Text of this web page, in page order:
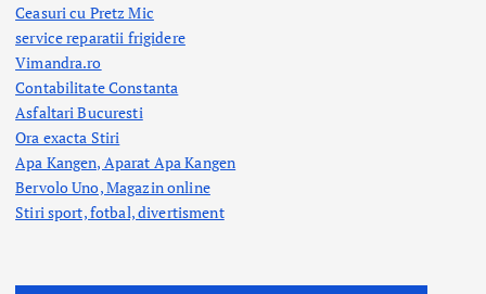
Ceasuri cu Pretz Mic
service reparatii frigidere
Vimandra.ro
Contabilitate Constanta
Asfaltari Bucuresti
Ora exacta Stiri
Apa Kangen, Aparat Apa Kangen
Bervolo Uno, Magazin online
Stiri sport, fotbal,divertisment